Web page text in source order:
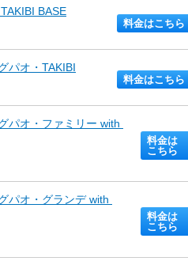
BASE
料金はこちら
パオ・TAKIBI
料金はこちら
パオ・ファミリー with
料金は
こちら
パオ・グランデ with
料金は
こちら